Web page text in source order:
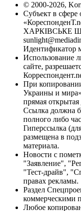
© 2000-2026,
Субъект в
ХАРКІВСЬКЕ
Идентификатор
Использование
сайте,
При
Украины и
прямая
Ссылка должна
полного либо
Гиперссылка
размещена в
материала.
Новости с
"Заявление",
"Тест-драйв",
правах рекламы.
Раздел
коммерческими
Любое